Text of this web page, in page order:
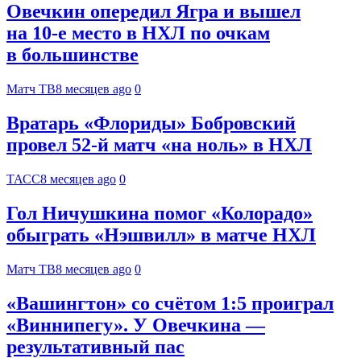
Овечкин опередил Ягра и вышел
на 10‑е место в НХЛ по очкам
в большинстве
Матч ТВ8 месяцев ago 0
Вратарь «Флориды» Бобровский
провел 52-й матч «на ноль» в НХЛ
ТАСС8 месяцев ago 0
Гол Ничушкина помог «Колорадо»
обыграть «Нэшвилл» в матче НХЛ
Матч ТВ8 месяцев ago 0
«Вашингтон» со счётом 1:5 проиграл
«Виннипегу». У Овечкина —
результативный пас